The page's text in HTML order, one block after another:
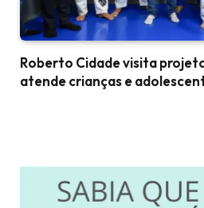
Roberto Cidade visita
atende crianças e